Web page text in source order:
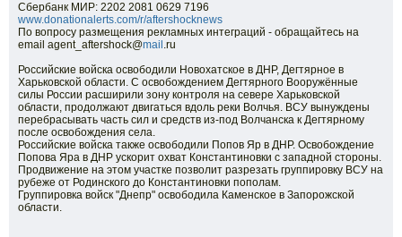
Сбербанк МИР: 2202 2081 0629 7196
www.donationalerts.com/r/aftershocknews
По вопросу размещения рекламных интеграций - обращайтесь на
email agent_aftershock@mail .ru
Российские войска освободили Новохатское в ДНР, Дегтярное в
Харьковской области. С освобождением Дегтярного Вооружённые
силы России расширили зону контроля на севере Харьковской
области, продолжают двигаться вдоль реки Волчья. ВСУ вынуждены
перебрасывать часть сил и средств из-под Волчанска к Дегтярному
после освобождения села.
Российские войска также освободили Попов Яр в ДНР. Освобождение
Попова Яра в ДНР ускорит охват Константиновки с западной стороны.
Продвижение на этом участке позволит разрезать группировку ВСУ на
рубеже от Родинского до Константиновки пополам.
Группировка войск "Днепр" освободила Каменское в Запорожской
области.